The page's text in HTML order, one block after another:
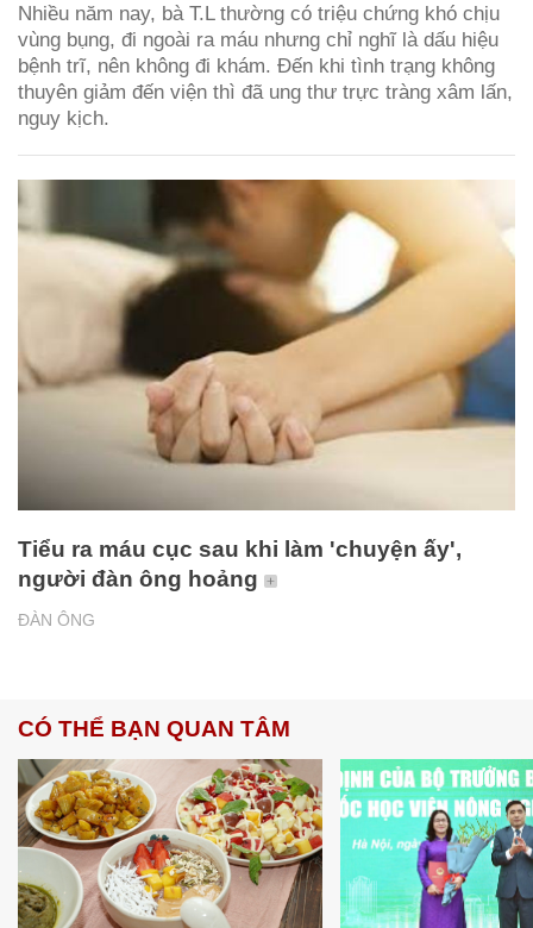
Nhiều năm nay, bà T.L thường có triệu chứng khó chịu
vùng bụng, đi ngoài ra máu nhưng chỉ nghĩ là dấu hiệu
bệnh trĩ, nên không đi khám. Đến khi tình trạng không
thuyên giảm đến viện thì đã ung thư trực tràng xâm lấn,
nguy kịch.
ĐÀN ÔNG
Tiểu ra máu cục sau khi làm 'chuyện ấy',
người đàn ông hoảng
CÓ THỂ BẠN QUAN TÂM